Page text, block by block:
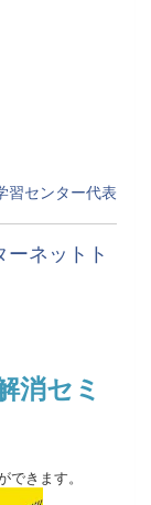
習センター代表
ーネットト
消セミ
きます。